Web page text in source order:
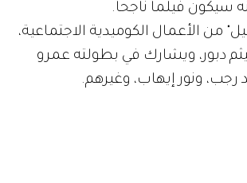
سيكون فيلماً ناجحاً.
من الأعمال الكوميدية الاجتماعية،
دبور، ويشارك في بطولته عمرو
رجب، ونور إيهاب، وغيرهم.